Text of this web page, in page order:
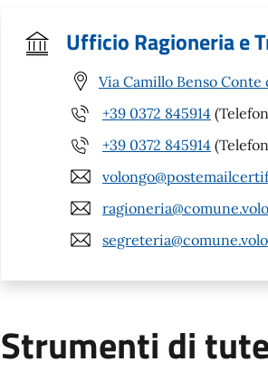
Ufficio Ragioneria e
Via Camillo Benso Conte
+39 0372 845914
+39 0372 845914
Strumenti di